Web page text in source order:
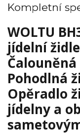
Kompletní
WOLTU
jídelní
Pohodlná
Opěradlo
jídelny a